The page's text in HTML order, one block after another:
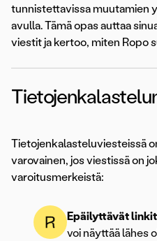
tunnistettavissa muutamien
avulla. Tämä opas auttaa
viestit ja kertoo, miten Ropo
Tietojenkalasteluviesteissä
varovainen, jos viestissä on
varoitusmerkeistä:
Epäilyttävät
voi näyttää lähes